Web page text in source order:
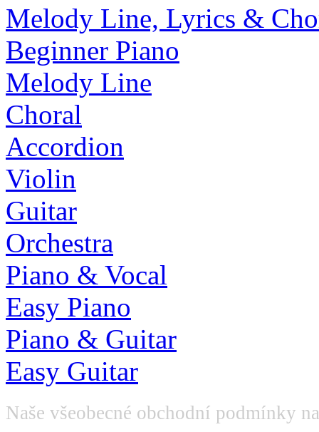
Melody Line, Lyrics &
Beginner Piano
Melody Line
Choral
Accordion
Violin
Guitar
Orchestra
Piano & Vocal
Easy Piano
Piano & Guitar
Easy Guitar
Naše všeobecné obchodní podmínky